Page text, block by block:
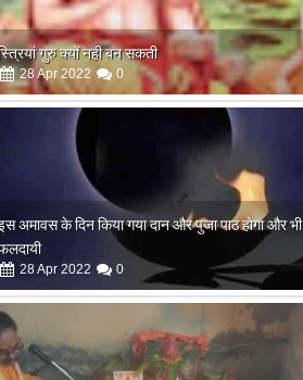
अमावस के दिन किया गया दान और पुजा पाठ होगा और भी
28 Apr 2022 0
के दिन गायत्री महायज्ञ व सामुहिक पूर्णाहुति सम्पन्न
10Apr 2022 0